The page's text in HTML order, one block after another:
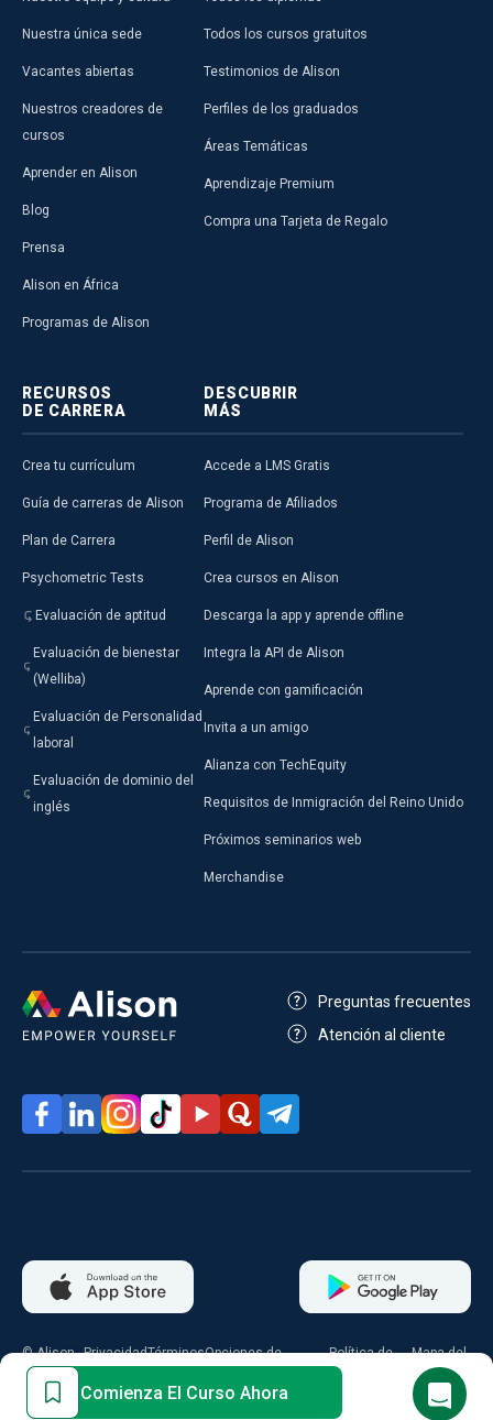
Comienza El Curso Ahora
Nuestra única sede
Vacantes abiertas
Nuestros creadores de
cursos
Aprender en Alison
Blog
Prensa
Alison en África
Programas de Alison
Todos los cursos gratuitos
Testimonios de Alison
Perfiles de los graduados
Áreas Temáticas
Aprendizaje Premium
Compra una Tarjeta de Regalo
RECURSOS
DE CARRERA
Crea tu currículum
Guía de carreras de Alison
Plan de Carrera
Psychometric Tests
Evaluación de aptitud
Evaluación de bienestar
(Welliba)
Evaluación de Personalidad
laboral
Evaluación de dominio del
inglés
DESCUBRIR
MÁS
Accede a LMS Gratis
Programa de Afiliados
Perfil de Alison
Crea cursos en Alison
Descarga la app y aprende offline
Integra la API de Alison
Aprende con gamificación
Invita a un amigo
Alianza con TechEquity
Requisitos de Inmigración del Reino Unido
Próximos seminarios web
Merchandise
Preguntas frecuentes
Atención al cliente
© Alison
2026
PrivacidadTérminosOpciones de
Política de
Mapa del
sitio